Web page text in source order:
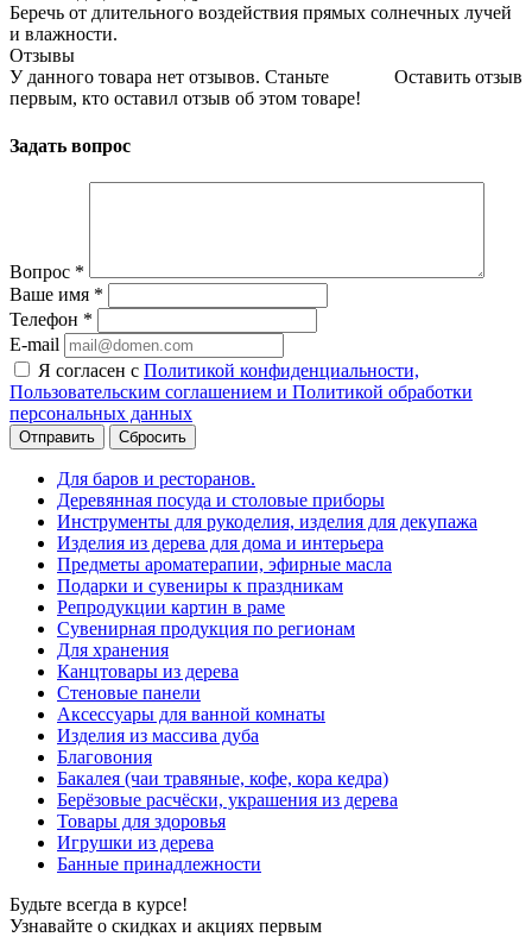
Беречь от длительного воздействия прямых солнечных лучей
и влажности.
Отзывы
Оставить отзыв
У данного товара нет отзывов. Станьте
первым, кто оставил отзыв об этом товаре!
Задать вопрос
Вопрос *
Ваше имя *
Телефон *
E-mail
Я согласен с Политикой конфиденциальности,
Пользовательским соглашением и Политикой обработки
персональных данных
Сбросить
Для баров и ресторанов.
Деревянная посуда и столовые приборы
Инструменты для рукоделия, изделия для декупажа
Изделия из дерева для дома и интерьера
Предметы ароматерапии, эфирные масла
Подарки и сувениры к праздникам
Репродукции картин в раме
Сувенирная продукция по регионам
Для хранения
Канцтовары из дерева
Стеновые панели
Аксессуары для ванной комнаты
Изделия из массива дуба
Благовония
Бакалея (чаи травяные, кофе, кора кедра)
Берёзовые расчёски, украшения из дерева
Товары для здоровья
Игрушки из дерева
Банные принадлежности
Будьте всегда в курсе!
Узнавайте о скидках и акциях первым